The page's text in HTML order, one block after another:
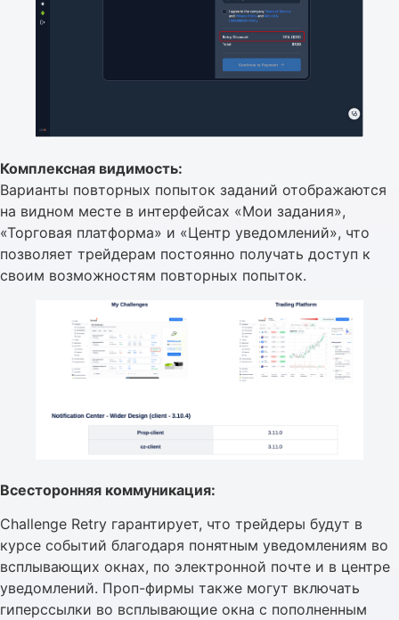
Комплексная видимость:
Варианты повторных попыток заданий отображаются
на видном месте в интерфейсах «Мои задания»,
«Торговая платформа» и «Центр уведомлений», что
позволяет трейдерам постоянно получать доступ к
своим возможностям повторных попыток.
Всесторонняя коммуникация:
Challenge Retry гарантирует, что трейдеры будут в
курсе событий благодаря понятным уведомлениям во
всплывающих окнах, по электронной почте и в центре
уведомлений. Проп-фирмы также могут включать
гиперссылки во всплывающие окна с пополненным